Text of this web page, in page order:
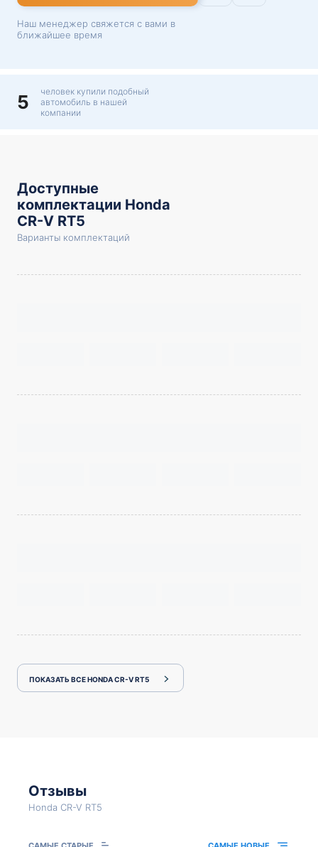
Наш менеджер свяжется с вами в
ближайшее время
5
человек купили подобный
автомобиль в нашей
компании
Доступные
комплектации Honda
CR-V RT5
Варианты комплектаций
ПОКАЗАТЬ ВСЕ HONDA CR-V RT5
Отзывы
Honda CR-V RT5